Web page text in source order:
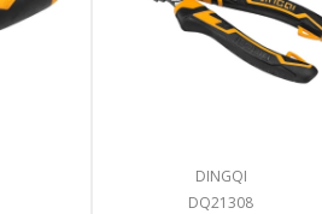
DINGQI
DQ21308